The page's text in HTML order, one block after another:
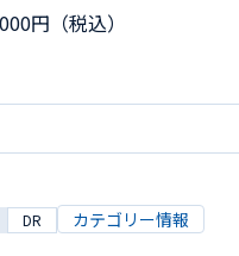
円（税込）
DR カテゴリー情報